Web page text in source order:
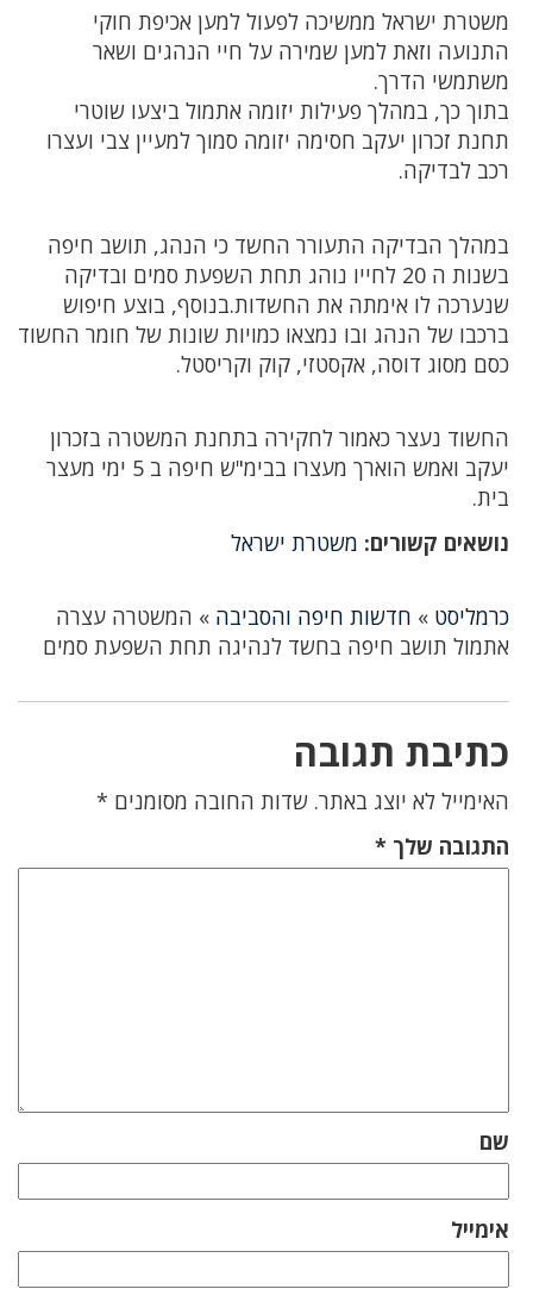
משטרת ישראל ממשיכה לפעול למען אכיפת חוקי
התנועה וזאת למען שמירה על חיי הנהגים ושאר
משתמשי הדרך.
בתוך כך, במהלך פעילות יזומה אתמול ביצעו שוטרי
תחנת זכרון יעקב חסימה יזומה סמוך למעיין צבי ועצרו
רכב לבדיקה.
במהלך הבדיקה התעורר החשד כי הנהג, תושב חיפה
בשנות ה 20 לחייו נוהג תחת השפעת סמים ובדיקה
שנערכה לו אימתה את החשדות.בנוסף, בוצע חיפוש
ברכבו של הנהג ובו נמצאו כמויות שונות של חומר החשוד
כסם מסוג דוסה, אקסטזי, קוק וקריסטל.
החשוד נעצר כאמור לחקירה בתחנת המשטרה בזכרון
יעקב ואמש הוארך מעצרו בבימ"ש חיפה ב 5 ימי מעצר
בית.
נושאים קשורים: משטרת ישראל
כרמליסט » חדשות חיפה והסביבה » המשטרה עצרה
אתמול תושב חיפה בחשד לנהיגה תחת השפעת סמים
כתיבת תגובה
האימייל לא יוצג באתר. שדות החובה מסומנים *
התגובה שלך *
שם
אימייל